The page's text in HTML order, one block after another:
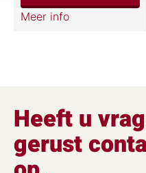
Meer info
Heeft u
gerust